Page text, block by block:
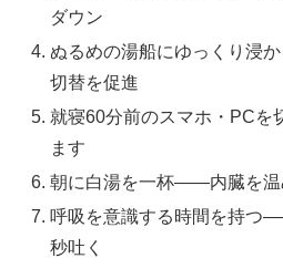
ダウン
ぬるめの湯船にゆっくり浸
切替を促進
就寝60分前のスマホ・PC
ます
朝に白湯を一杯——内臓を温
呼吸を意識する時間を持つ
秒吐く